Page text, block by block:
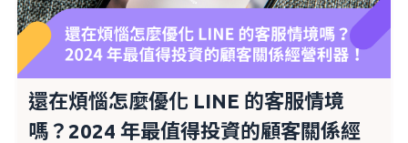
還在煩惱怎麼優化 LINE 的客服情境
嗎？2024 年最值得投資的顧客關係經